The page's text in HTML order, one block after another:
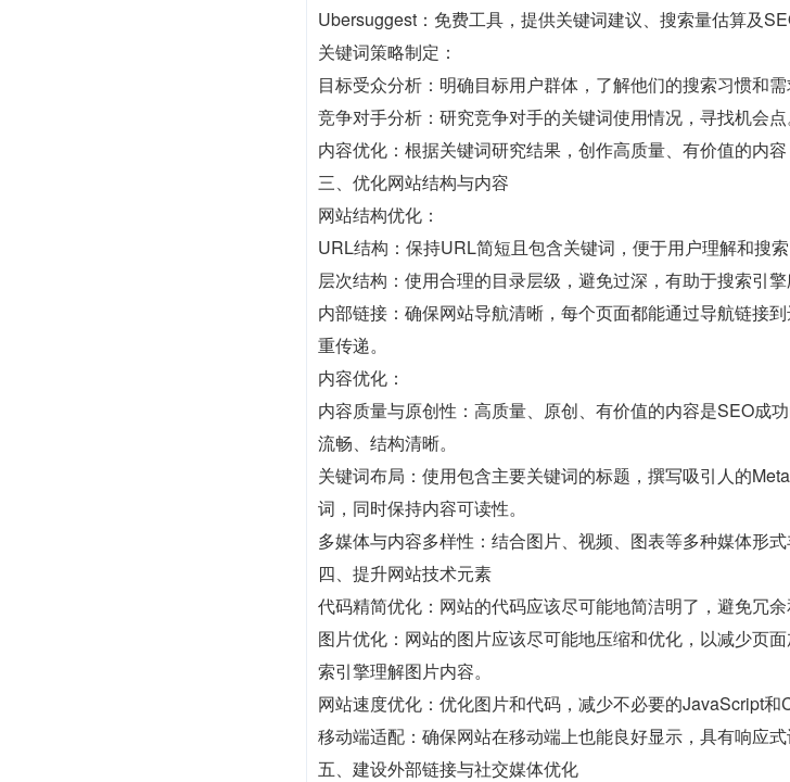
Ubersuggest：免费工具，提供关键词建议、搜索量估算及
关键词策略制定：
目标受众分析：明确目标用户群体，了解他们的搜索习惯和需
竞争对手分析：研究竞争对手的关键词使用情况，寻找机会点
内容优化：根据关键词研究结果，创作高质量、有价值的内容
三、优化网站结构与内容
网站结构优化：
URL结构：保持URL简短且包含关键词，便于用户理解和搜索
层次结构：使用合理的目录层级，避免过深，有助于搜索引擎
内部链接：确保网站导航清晰，每个页面都能通过导航链接
重传递。
内容优化：
内容质量与原创性：高质量、原创、有价值的内容是SEO成
流畅、结构清晰。
关键词布局：使用包含主要关键词的标题，撰写吸引人的
词，同时保持内容可读性。
多媒体与内容多样性：结合图片、视频、图表等多种媒体形式
四、提升网站技术元素
代码精简优化：网站的代码应该尽可能地简洁明了，避免冗余
图片优化：网站的图片应该尽可能地压缩和优化，以减少页
索引擎理解图片内容。
网站速度优化：优化图片和代码，减少不必要的JavaScript
移动端适配：确保网站在移动端上也能良好显示，具有响应式
五、建设外部链接与社交媒体优化